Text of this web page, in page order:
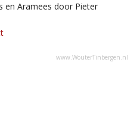
en Aramees door Pieter
www.WouterTinbergen.nl